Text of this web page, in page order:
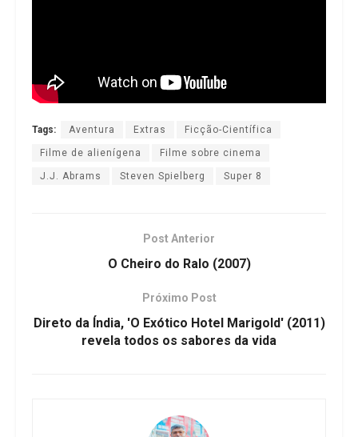
Tags: Aventura Extras Ficção-Científica
Filme de alienígena Filme sobre cinema
J.J. Abrams Steven Spielberg Super 8
Post Anterior
O Cheiro do Ralo (2007)
Próximo Post
Direto da Índia, 'O Exótico Hotel Marigold' (2011)
revela todos os sabores da vida